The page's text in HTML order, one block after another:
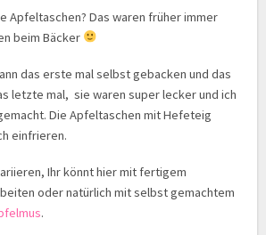
Apfeltaschen? Das waren früher immer
beim Bäcker
das erste mal selbst gebacken und das
letzte mal, sie waren super lecker und ich
Die Apfeltaschen mit Hefeteig
einfrieren.
Ihr könnt hier mit fertigem
oder natürlich mit selbst gemachtem
.